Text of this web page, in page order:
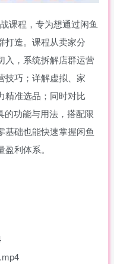
课程，专为想通过闲鱼
打造。课程从卖家分
入，系统拆解店群运营
技巧；详解虚拟、家
精准选品；同时对比
的功能与用法，搭配限
基础也能快速掌握闲鱼
利体系。